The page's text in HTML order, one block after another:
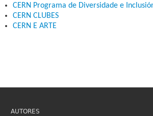
CERN Programa de Diversidade e
CERN CLUBES
CERN E ARTE
AUTORES